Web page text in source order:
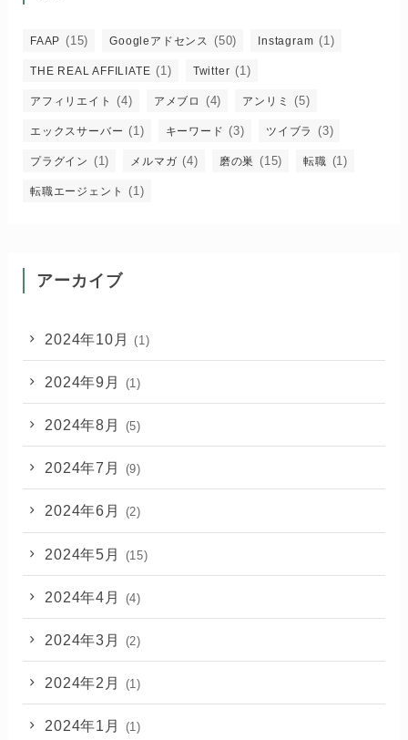
FAAP (15) Googleアドセンス (50) Instagram (1)
THE REAL AFFILIATE (1) Twitter (1)
アフィリエイト (4) アメブロ (4) アンリミ (5)
エックスサーバー (1) キーワード (3) ツイブラ (3)
プラグイン (1) メルマガ (4) 磨の巣 (15) 転職 (1)
転職エージェント (1)
アーカイブ
2024年10月 (1)
2024年9月 (1)
2024年8月 (5)
2024年7月 (9)
2024年6月 (2)
2024年5月 (15)
2024年4月 (4)
2024年3月 (2)
2024年2月 (1)
2024年1月 (1)